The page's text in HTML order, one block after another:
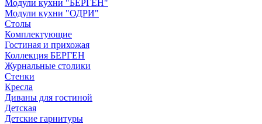
Модули кухни "БЕРГЕН"
Модули кухни "ОДРИ"
Столы
Комплектующие
Гостиная и прихожая
Коллекция БЕРГЕН
Журнальные столики
Стенки
Кресла
Диваны для гостиной
Детская
Детские гарнитуры